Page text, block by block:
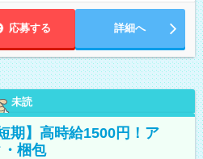
応募する 詳細へ
未読
期】高時給1500円！ア
梱包